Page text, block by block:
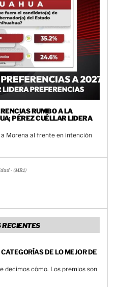
RUMBO A LA
PÉREZ CUÉLLAR LIDERA
Morena al frente en intención
- (MR1)
RECIENTES
DE LO MEJOR DE
Los premios son